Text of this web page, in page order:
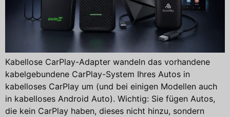
Kabellose CarPlay-Adapter wandeln das vorhandene
kabelgebundene CarPlay-System Ihres Autos in
kabelloses CarPlay um (und bei einigen Modellen auch
in kabelloses Android Auto). Wichtig: Sie fügen Autos,
die kein CarPlay haben, dieses nicht hinzu, sondern